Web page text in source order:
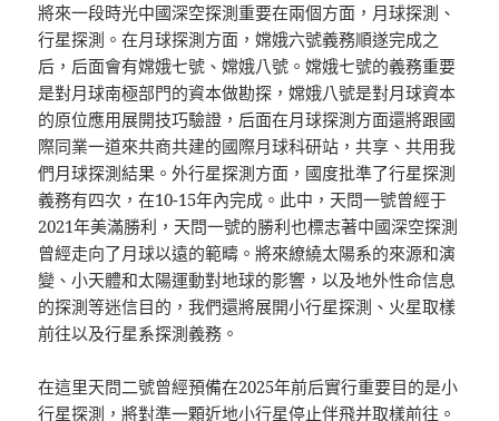
將來一段時光中國深空探測重要在兩個方面，月球探測、
行星探測。在月球探測方面，嫦娥六號義務順遂完成之
后，后面會有嫦娥七號、嫦娥八號。嫦娥七號的義務重要
是對月球南極部門的資本做勘探，嫦娥八號是對月球資本
的原位應用展開技巧驗證，后面在月球探測方面還將跟國
際同業一道來共商共建的國際月球科研站，共享、共用我
們月球探測結果。外行星探測方面，國度批準了行星探測
義務有四次，在10-15年內完成。此中，天問一號曾經于
2021年美滿勝利，天問一號的勝利也標志著中國深空探測
曾經走向了月球以遠的範疇。將來繚繞太陽系的來源和演
變、小天體和太陽運動對地球的影響，以及地外性命信息
的探測等迷信目的，我們還將展開小行星探測、火星取樣
前往以及行星系探測義務。
在這里天問二號曾經預備在2025年前后實行重要目的是小
行星探測，將對準一顆近地小行星停止伴飛并取樣前往。